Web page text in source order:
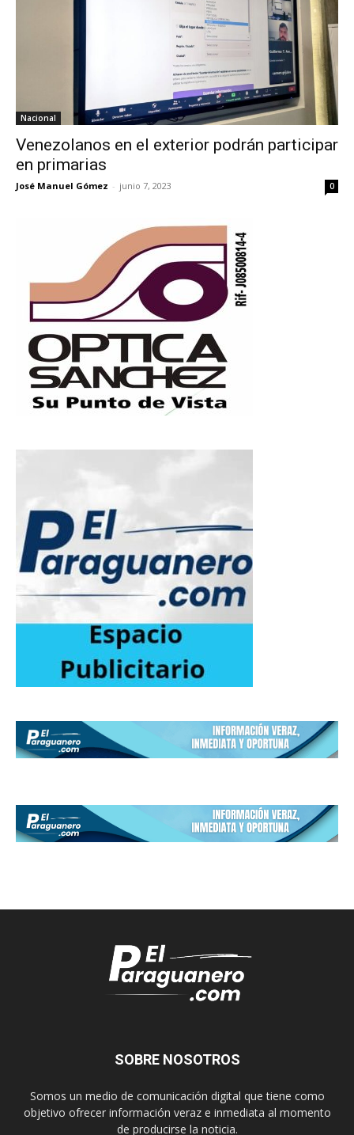
Nacional
Venezolanos en el exterior podrán participar
en primarias
José Manuel Gómez - junio 7, 2023 0
SOBRE NOSOTROS
Somos un medio de comunicación digital que tiene como
objetivo ofrecer información veraz e inmediata al momento
de producirse la noticia.